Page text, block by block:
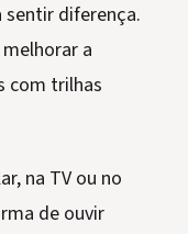
sentir diferença.
a
com trilhas
na TV ou no
de ouvir